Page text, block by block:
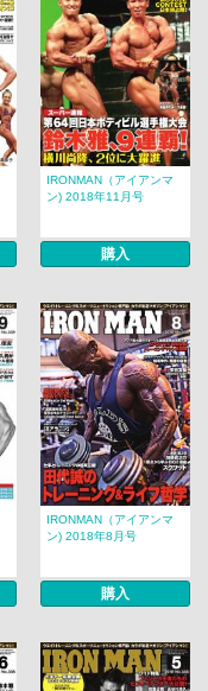
IRONMAN（アイアンマ
ン) 2018年11月号
購入
IRONMAN（アイアンマ
ン) 2018年8月号
購入